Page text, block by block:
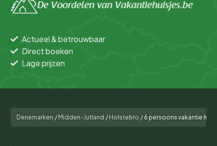
De Voordelen van Vakantiehuisjes.be
Actueel & betrouwbaar
Direct boeken
Lage prijzen
Denemarken / Midden-Jutland / Holstebro / 6 persoons vakantie huis